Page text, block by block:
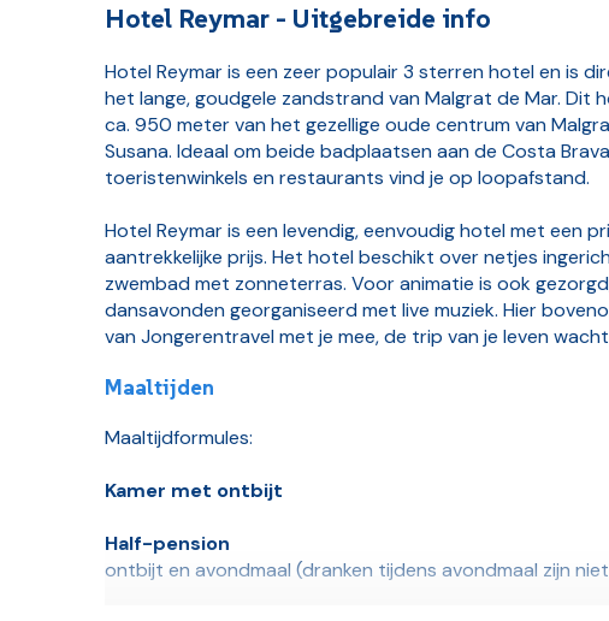
Hotel Reymar - Uitgebreide info
Hotel Reymar is een zeer populair 3 sterren hotel en is
het lange, goudgele zandstrand van Malgrat de Mar. Dit
ca. 950 meter van het gezellige oude centrum van
Susana. Ideaal om beide badplaatsen aan de Costa
toeristenwinkels en restaurants vind je op loopafstand.
Hotel Reymar is een levendig, eenvoudig hotel met een
aantrekkelijke prijs. Het hotel beschikt over netjes
zwembad met zonneterras. Voor animatie is ook
dansavonden georganiseerd met live muziek. Hier
van Jongerentravel met je mee, de trip van je leven
Maaltijden
Maaltijdformules:
Kamer met ontbijt
Half-pension
ontbijt en avondmaal (dranken tijdens avondmaal zijn